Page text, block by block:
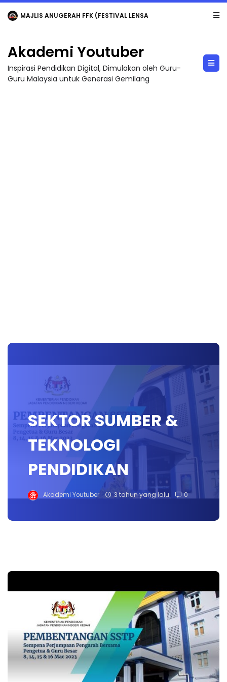
LIVE 🔴 [LIVE] MATEMATIK SR, WANG TAHUN 6 OLEH CIKGU ANITA #ALLINONE #141 #...
Akademi Youtuber
Inspirasi Pendidikan Digital, Dimulakan oleh Guru-
Guru Malaysia untuk Generasi Gemilang
SEKTOR SUMBER &
TEKNOLOGI
PENDIDIKAN
Akademi Youtuber 3 tahun yang lalu 0